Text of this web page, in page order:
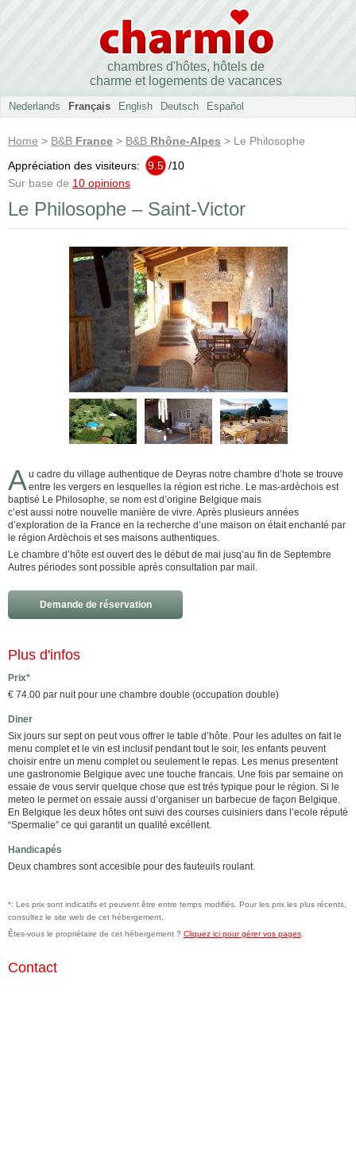
chambres d'hôtes, hôtels de
charme et logements de vacances
Nederlands Français English Deutsch Español
Home > B&B France > B&B Rhône-Alpes > Le Philosophe
Appréciation des visiteurs:
9.5 /10
Sur base de 10 opinions
Le Philosophe – Saint-Victor
Au cadre du village authentique de Deyras notre chambre d’hote se trouve
entre les vergers en lesquelles la région est riche. Le mas-ardèchois est
baptisé Le Philosophe, se nom est d’origine Belgique mais
c’est aussi notre nouvelle manière de vivre. Après plusieurs années
d’exploration de la France en la recherche d’une maison on était enchanté par
le région Ardèchois et ses maisons authentiques.
Le chambre d’hôte est ouvert des le début de mai jusq’au fin de Septembre
Autres périodes sont possible après consultation par mail.
Demande de réservation
Plus d'infos
Prix*
€ 74.00 par nuit pour une chambre double (occupation double)
Diner
Six jours sur sept on peut vous offrer le table d’hôte. Pour les adultes on fait le
menu complet et le vin est inclusif pendant tout le soir, les enfants peuvent
choisir entre un menu complet ou seulement le repas. Les menus presentent
une gastronomie Belgique avec une touche francais. Une fois par semaine on
essaie de vous servir quelque chose que est trés typique pour le région. Si le
meteo le permet on essaie aussi d’organiser un barbecue de façon Belgique.
En Belgique les deux hôtes ont suivi des courses cuisiniers dans l’ecole réputé
“Spermalie” ce qui garantit un qualité excéllent.
Handicapés
Deux chambres sont accesible pour des fauteuils roulant.
*: Les prix sont indicatifs et peuvent être entre temps modifiés. Pour les prix les plus récents,
consultez le site web de cet hébergement.
Êtes-vous le propriétaire de cet hébergement ? Cliquez ici pour gérer vos pages
Contact